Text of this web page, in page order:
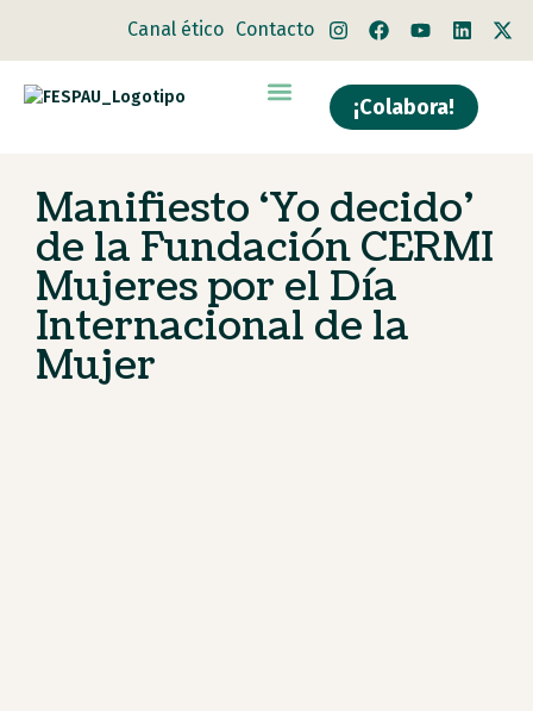
Canal ético Contacto
¡Colabora!
Manifiesto ‘Yo decido’
de la Fundación CERMI
Mujeres por el Día
Internacional de la
Mujer